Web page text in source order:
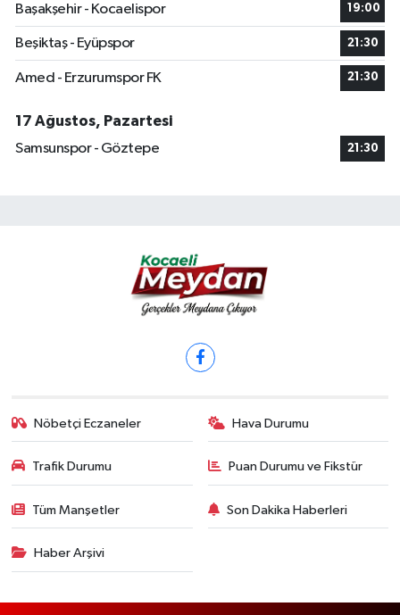
Başakşehir - Kocaelispor
19:00
Beşiktaş - Eyüpspor 21:30
Amed - Erzurumspor FK 21:30
17 Ağustos, Pazartesi
Samsunspor - Göztepe
21:30
Nöbetçi Eczaneler Hava Durumu
Trafik Durumu Puan Durumu ve Fikstür
Tüm Manşetler Son Dakika Haberleri
Haber Arşivi